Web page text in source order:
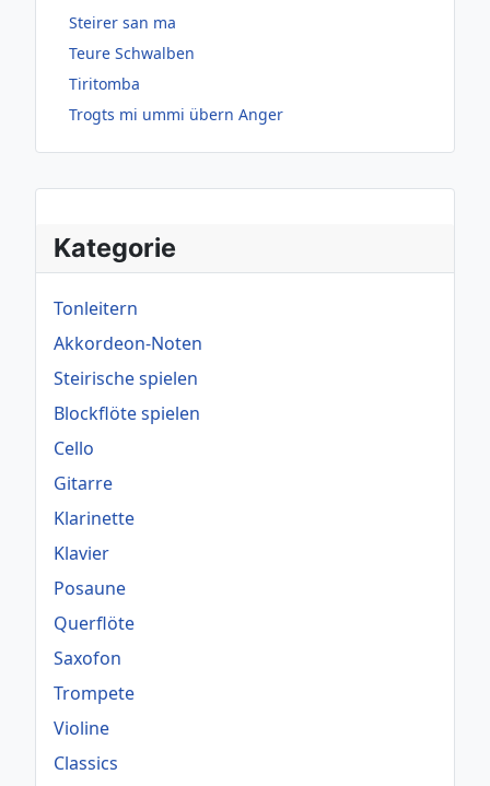
Kategorie
Tonleitern
Akkordeon-Noten
Steirische spielen
Blockflöte spielen
Cello
Gitarre
Klarinette
Klavier
Posaune
Querflöte
Saxofon
Trompete
Violine
Classics
Steirer san ma
Teure Schwalben
Tiritomba
Trogts mi ummi übern Anger